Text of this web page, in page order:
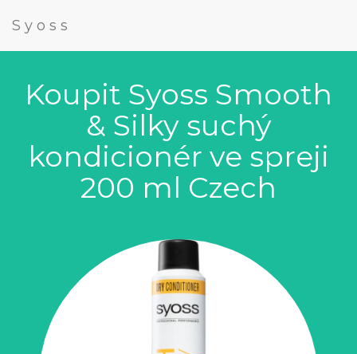
Syoss
Koupit Syoss Smooth
& Silky suchý
kondicionér ve spreji
200 ml Czech